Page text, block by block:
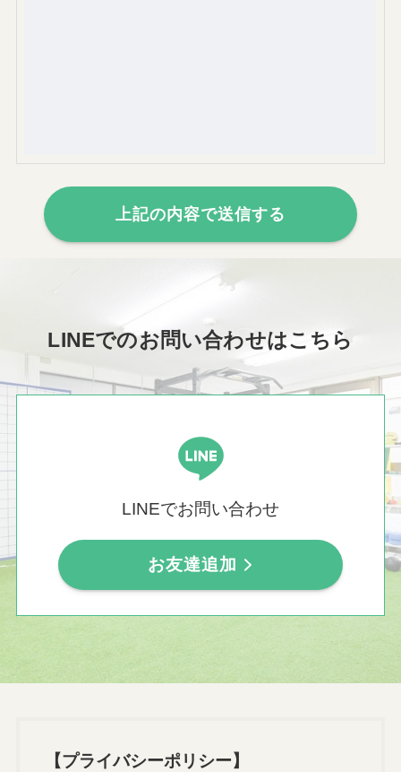
LINEでのお問い合わせはこちら
LINEでお問い合わせ
お友達追加
【プライバシーポリシー】